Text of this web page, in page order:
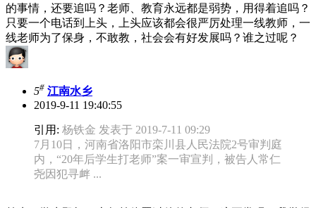
的事情，还要追吗？老师、教育永远都是弱势，用得着追吗？
只要一个电话到上头，上头应该都会很严厉处理一线教师，一
线老师为了保身，不敢教，社会会有好发展吗？谁之过呢？
5# 江南水乡
2019-9-11 19:40:55
引用: 杨铁金 发表于 2019-7-11 09:29
7月10日，河南省洛阳市栾川县人民法院2号审判庭
内，“20年后学生打老师”案一审宣判，被告人常仁
尧因犯寻衅 ...